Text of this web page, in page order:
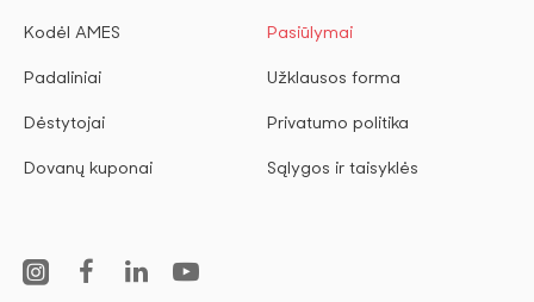
Kodėl AMES
Padaliniai
Dėstytojai
Dovanų kuponai
Pasiūlymai
Užklausos forma
Privatumo politika
Sąlygos ir taisyklės